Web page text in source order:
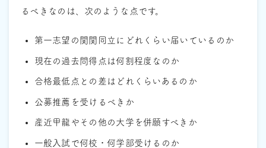
るべきなのは、次のような点です。
第一志望の関関同立にどれくらい届いているのか
現在の過去問得点は何割程度なのか
合格最低点との差はどれくらいあるのか
公募推薦を受けるべきか
産近甲龍やその他の大学を併願すべきか
一般入試で何校・何学部受けるのか